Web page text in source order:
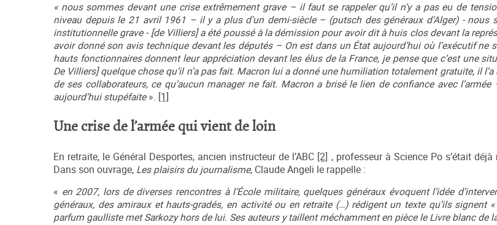
« nous sommes devant une crise extrêmement grave – il faut se rappeler qu’il n’y a pas eu de
niveau depuis le 21 avril 1961 – il y a plus d’un demi-siècle – (putsch des généraux d’Alger) - nous
institutionnelle grave - [de Villiers] a été poussé à la démission pour avoir dit à huis clos devant la
avoir donné son avis technique devant les députés – On est dans un État aujourd’hui où l’exécutif ne
hauts fonctionnaires donnent leur appréciation devant les élus de la France, je pense que c’est une
De Villiers] quelque chose qu’il n’a pas fait. Macron lui a donné une humiliation totalement gratuite, il l’a
de ses collaborateurs, ce qu’aucun manager ne fait. Macron a brisé le lien de confiance avec
aujourd’hui stupéfaite». [1]
Une crise de l’armée qui vient de loin
En retraite, le Général Desportes, ancien instructeur de l’ABC [2] , professeur à Science Po s’était
Dans son ouvrage, Les plaisirs du journalisme, Claude Angeli le rappelle :
« en 2007, lors de diverses rencontres à l’École militaire, quelques généraux évoquent l’idée
généraux, des amiraux et hauts-gradés, en activité ou en retraite (…) rédigent un texte qu’ils signent
parfum gaulliste met Sarkozy hors de lui. Ses auteurs y taillent méchamment en pièce le Livre blanc de